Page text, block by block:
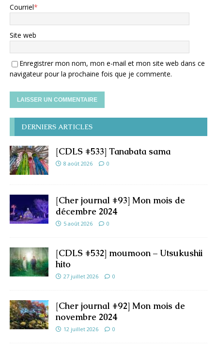
Courriel*
Site web
Enregistrer mon nom, mon e-mail et mon site web dans ce
navigateur pour la prochaine fois que je commente.
DERNIERS ARTICLES
[CDLS #533] Tanabata sama
8 août 2026 0
[Cher journal #93] Mon mois de
décembre 2024
5 août 2026 0
[CDLS #532] moumoon – Utsukushii
hito
27 juillet 2026 0
[Cher journal #92] Mon mois de
novembre 2024
12 juillet 2026 0